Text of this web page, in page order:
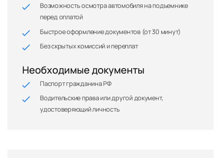
Возможность осмотра автомобиля на подъемнике
перед оплатой
Быстрое оформление документов (от 30 минут)
Без скрытых комиссий и переплат
Необходимые документы
Паспорт гражданина РФ
Водительские права или другой документ,
удостоверяющий личность